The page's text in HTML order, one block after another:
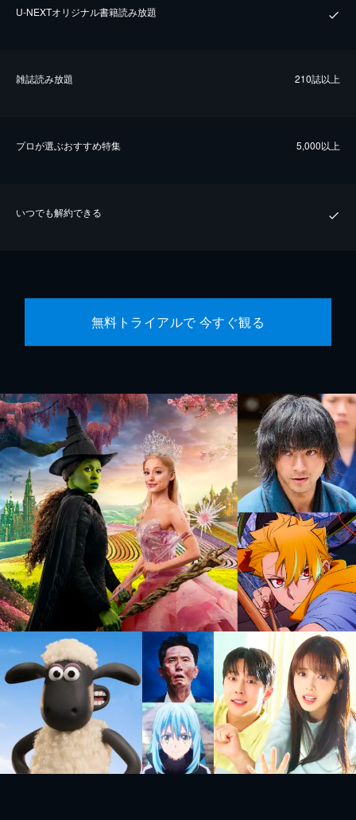
U-NEXTオリジナル書籍読み放題
雑誌読み放題 210誌以上
プロが選ぶおすすめ特集 5,000以上
いつでも解約できる
無料トライアルで 今すぐ観る